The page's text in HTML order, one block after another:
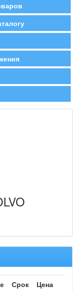
Срок Цена